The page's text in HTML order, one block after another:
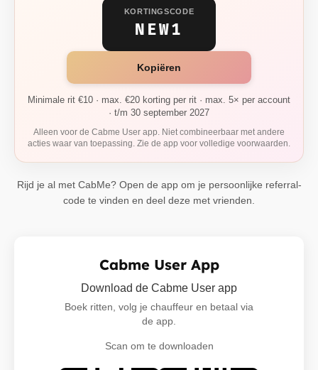
KORTINGSCODE
NEW1
Kopiëren
Minimale rit €10 · max. €20 korting per rit · max. 5× per account
· t/m 30 september 2027
Alleen voor de Cabme User app. Niet combineerbaar met andere
acties waar van toepassing. Zie de app voor volledige voorwaarden.
Rijd je al met CabMe? Open de app om je persoonlijke referral-
code te vinden en deel deze met vrienden.
Cabme User App
Download de Cabme User app
Boek ritten, volg je chauffeur en betaal via
de app.
Scan om te downloaden